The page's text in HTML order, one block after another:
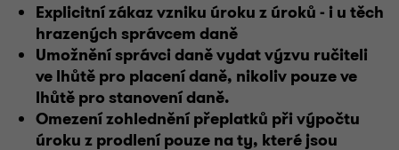
Explicitní zákaz vzniku úroku z úroků - i u těch
hrazených správcem daně
Umožnění správci daně vydat výzvu ručiteli
ve lhůtě pro placení daně, nikoliv pouze ve
lhůtě pro stanovení daně.
Omezení zohlednění přeplatků při výpočtu
úroku z prodlení pouze na ty, které jsou